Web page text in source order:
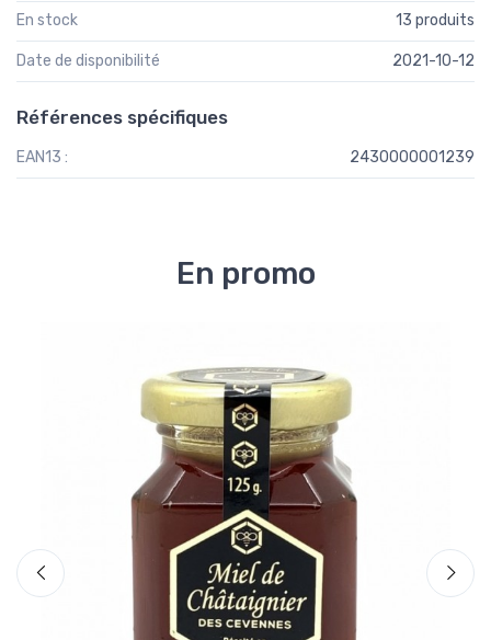
En stock 13 produits
Date de disponibilité 2021-10-12
Références spécifiques
EAN13 : 2430000001239
En promo